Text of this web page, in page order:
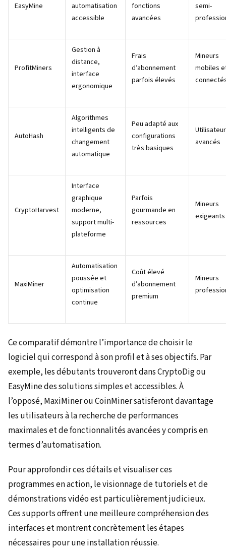
EasyMine
automatisation
accessible
fonctions
avancées
semi-
ProfitMiners
Gestion à
distance,
interface
ergonomique
Frais
d’abonnement
parfois élevés
Mineurs
mobiles
AutoHash
Algorithmes
intelligents de
changement
automatique
Peu adapté aux
configurations
très basiques
avancés
CryptoHarvest
Interface
graphique
moderne,
support multi-
plateforme
Parfois
gourmande en
ressources
Mineurs
exigeants
MaxiMiner
Automatisation
poussée et
optimisation
continue
Coût élevé
d’abonnement
premium
Mineurs
Ce comparatif démontre l’importance de choisir le
logiciel qui correspond à son profil et à ses objectifs. Par
exemple, les débutants trouveront dans CryptoDig ou
EasyMine des solutions simples et accessibles. À
l’opposé, MaxiMiner ou CoinMiner satisferont davantage
les utilisateurs à la recherche de performances
maximales et de fonctionnalités avancées y compris en
termes d’automatisation.
Pour approfondir ces détails et visualiser ces
programmes en action, le visionnage de tutoriels et de
démonstrations vidéo est particulièrement judicieux.
Ces supports offrent une meilleure compréhension des
interfaces et montrent concrètement les étapes
nécessaires pour une installation réussie.